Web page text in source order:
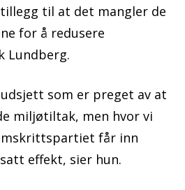
til at det mangler de
for å redusere
Lundberg.
som er preget av at
miljøtiltak, men hvor vi
får inn
effekt, sier hun.